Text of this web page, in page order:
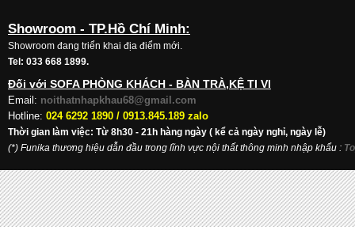
Showroom - TP.Hồ Chí Minh:
Showroom đang triển khai địa điểm mới.
Tel: 033 668 1899.
Đối với SOFA PHÒNG KHÁCH - BÀN TRÀ,KỆ TI VI
Email: noithatnhapkhau68@gmail.com
Hotline: 024 6292 1890 / 0913.845.189 zalo
Thời gian làm việc: Từ 8h30 - 21h hàng ngày ( kể cả ngày nghỉ, ngày lễ)
(*) Funika thương hiệu dẫn đầu trong lĩnh vực nội thất thông minh nhập khẩu :